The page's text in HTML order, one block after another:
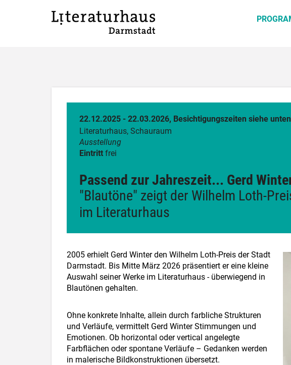
22.12.2025 - 22.03.2026, Besichtigungszeiten siehe
Literaturhaus, Schauraum
Ausstellung
Eintritt frei
Passend zur Jahreszeit... Gerd
"Blautöne" zeigt der Wilhelm Loth-
im Literaturhaus
2005 erhielt Gerd Winter den Wilhelm Loth-Preis der Stadt
Darmstadt. Bis Mitte März 2026 präsentiert er eine kleine
Auswahl seiner Werke im Literaturhaus - überwiegend in
Blautönen gehalten.
Ohne konkrete Inhalte, allein durch farbliche Strukturen
und Verläufe, vermittelt Gerd Winter Stimmungen und
Emotionen. Ob horizontal oder vertical angelegte
Farbflächen oder spontane Verläufe – Gedanken werden
in malerische Bildkonstruktionen übersetzt.